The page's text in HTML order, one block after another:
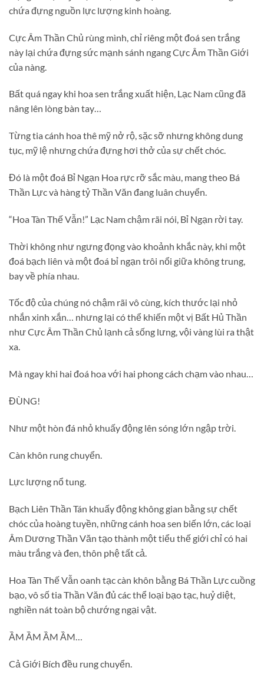
chứa đựng nguồn lực lượng kinh hoàng.
Cực Âm Thần Chủ rùng mình, chỉ riêng một đoá sen trắng
này lại chứa đựng sức mạnh sánh ngang Cực Âm Thần Giới
của nàng.
Bất quá ngay khi hoa sen trắng xuất hiện, Lạc Nam cũng đã
nâng lên lòng bàn tay…
Từng tia cánh hoa thê mỹ nở rộ, sặc sỡ nhưng không dung
tục, mỹ lệ nhưng chứa đựng hơi thở của sự chết chóc.
Đó là một đoá Bỉ Ngạn Hoa rực rỡ sắc màu, mang theo Bá
Thần Lực và hàng tỷ Thần Văn đang luân chuyển.
“Hoa Tàn Thế Vẫn!” Lạc Nam chậm rãi nói, Bỉ Ngạn rời tay.
Thời không như ngưng đọng vào khoảnh khắc này, khi một
đoá bạch liên và một đoá bỉ ngạn trôi nổi giữa không trung,
bay về phía nhau.
Tốc độ của chúng nó chậm rãi vô cùng, kích thước lại nhỏ
nhắn xinh xắn… nhưng lại có thể khiến một vị Bất Hủ Thần
như Cực Âm Thần Chủ lạnh cả sống lưng, vội vàng lùi ra thật
xa.
Mà ngay khi hai đoá hoa với hai phong cách chạm vào nhau…
ĐÙNG!
Như một hòn đá nhỏ khuấy động lên sóng lớn ngập trời.
Càn khôn rung chuyển.
Lực lượng nổ tung.
Bạch Liên Thần Tán khuấy động không gian bằng sự chết
chóc của hoàng tuyền, những cánh hoa sen biến lớn, các loại
Âm Dương Thần Văn tạo thành một tiểu thế giới chỉ có hai
màu trắng và đen, thôn phệ tất cả.
Hoa Tàn Thế Vẫn oanh tạc càn khôn bằng Bá Thần Lực cuồng
bạo, vô số tia Thần Văn đủ các thể loại bạo tạc, huỷ diệt,
nghiền nát toàn bộ chướng ngại vật.
ẦM ẦM ẦM ẦM…
Cả Giới Bích đều rung chuyển.